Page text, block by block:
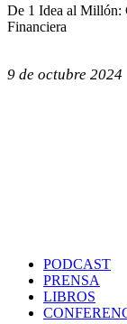
De 1 Idea al Millón:
Financiera
9 de octubre 2024
PODCAST
PRENSA
LIBROS